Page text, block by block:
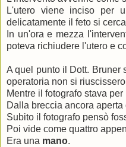
L'utero viene inciso per
delicatamente il feto si
In un'ora e mezza
poteva richiudere l'utero e
A quel punto il Dott. Bruner
operatoria non si
Mentre il fotografo stava
Dalla breccia ancora
Subito il fotografo pensò
Poi vide come quattro
Era una mano.